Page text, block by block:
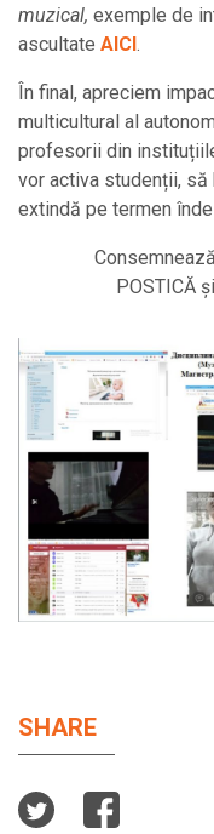
muzical, exemple de
ascultate AICI.
În final, apreciem
multicultural al
profesorii din
vor activa studenții,
extindă pe termen
POSTICĂ
SHARE